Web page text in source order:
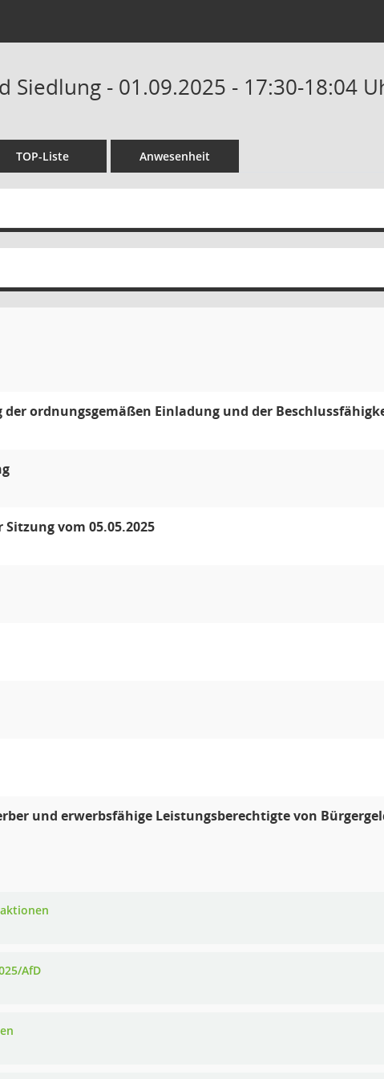
- 01.09.2025 - 17:30-18:04
TOP-Liste Anwesenheit
ordnungsgemäßen Einladung und der
vom 05.05.2025
und erwerbsfähige Leistungsberechtigte von
AfD